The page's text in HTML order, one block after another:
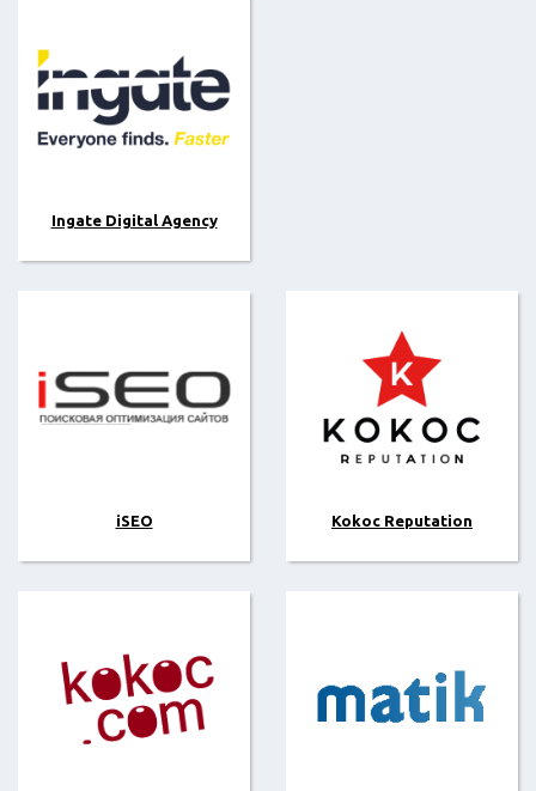
Ingate Digital Agency
iSEO Kokoc Reputation